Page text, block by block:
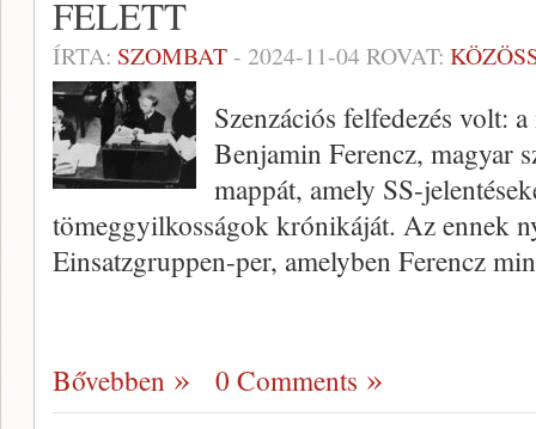
FELETT
ÍRTA: SZOMBAT- 2024-11-04ROVAT:
Szenzációs felfedezés volt:
Benjamin Ferencz, magyar
mappát, amely SS-
tömeggyilkosságok krónikáját. Az ennek
Einsatzgruppen-per, amelyben Ferencz
Bővebben 0 Comments